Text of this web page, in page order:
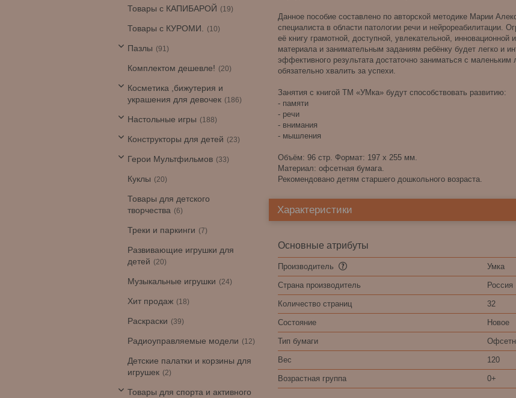
Данное пособие составлено по авторской методике Марии
специалиста в области патологии речи и нейрореабилитации.
её книгу грамотной, доступной, увлекательной,
материала и занимательным заданиям ребёнку будет легко и
эффективного результата достаточно заниматься с
обязательно хвалить за успехи.
Занятия с книгой ТМ «УМка» будут способствовать развитию:
- памяти
- речи
- внимания
- мышления
Объём: 96 стр. Формат: 197 x 255 мм.
Материал: офсетная бумага.
Рекомендовано детям старшего дошкольного возраста.
Характеристики
Основные атрибуты
Производитель Умка
Страна производитель Россия
Количество страниц 32
Состояние Новое
Тип бумаги
Вес 120
Возрастная группа 0+
Товары с КАПИБАРОЙ 19
Товары с КУРОМИ. 10
Пазлы 91
Комплектом дешевле! 20
Косметика ,бижутерия и
украшения для девочек
186
Настольные игры 188
Конструкторы для детей 23
Герои Мультфильмов 33
Куклы 20
Товары для детского
творчества
6
Треки и паркинги 7
Развивающие игрушки для
детей
20
Музыкальные игрушки 24
Хит продаж 18
Раскраски 39
Радиоуправляемые модели 12
Детские палатки и корзины для
игрушек
2
Товары для спорта и активного